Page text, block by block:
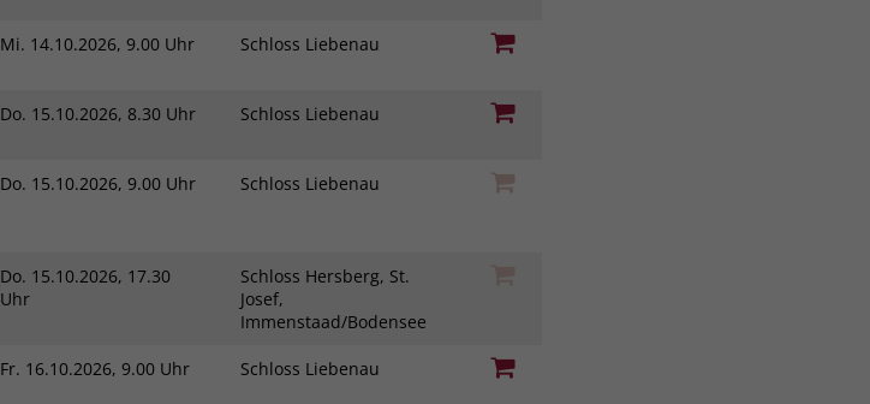
Mi. 14.10.2026, 9.00 Uhr Schloss Liebenau
Do. 15.10.2026, 8.30 Uhr Schloss Liebenau
Do. 15.10.2026, 9.00 Uhr Schloss Liebenau
Do. 15.10.2026, 17.30
Uhr
Schloss Hersberg, St.
Josef,
Immenstaad/Bodensee
Fr. 16.10.2026, 9.00 Uhr Schloss Liebenau